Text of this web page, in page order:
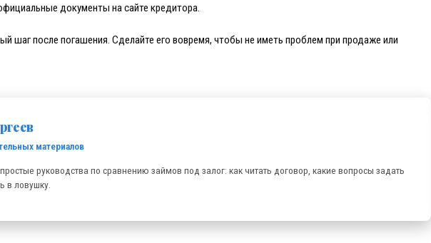
документы на сайте кредитора.
шаг после погашения. Сделайте его вовремя, чтобы не иметь проблем при продаже или
материалов
руководства по сравнению займов под залог: как читать договор, какие вопросы задать
в ловушку.